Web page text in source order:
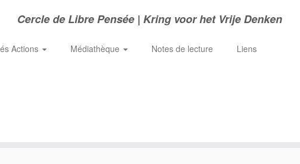
Cercle de Libre Pensée | Kring voor het Vrije Denken
Actions Médiathèque Notes de lecture
Liens